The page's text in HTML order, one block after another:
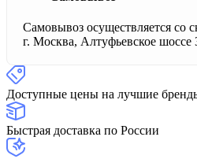
Самовывоз осуществляется со
г. Москва, Алтуфьевское шоссе
Доступные цены на лучшие
Быстрая доставка по России